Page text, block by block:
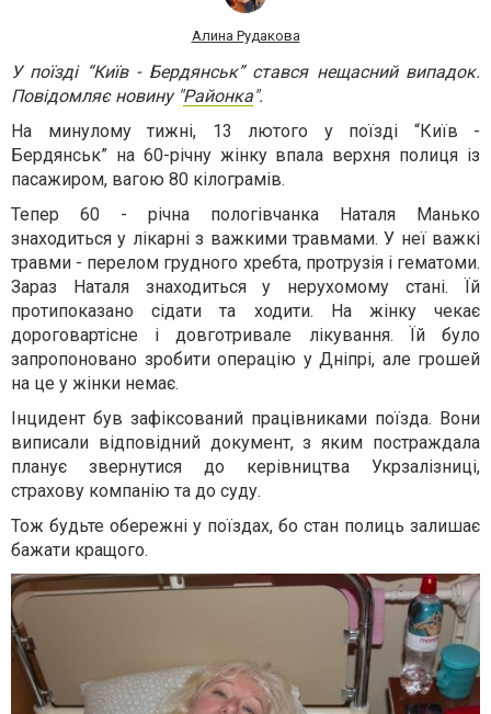
Алина Рудакова
У поїзді “Київ - Бердянськ” стався нещасний випадок.
Повідомляє новину "Районка".
На минулому тижні, 13 лютого у поїзді “Київ -
Бердянськ” на 60-річну жінку впала верхня полиця із
пасажиром, вагою 80 кілограмів.
Тепер 60 - річна пологівчанка Наталя Манько
знаходиться у лікарні з важкими травмами. У неї важкі
травми - перелом грудного хребта, протрузія і гематоми.
Зараз Наталя знаходиться у нерухомому стані. Їй
протипоказано сідати та ходити. На жінку чекає
дороговартісне і довготривале лікування. Їй було
запропоновано зробити операцію у Дніпрі, але грошей
на це у жінки немає.
Інцидент був зафіксований працівниками поїзда. Вони
виписали відповідний документ, з яким постраждала
планує звернутися до керівництва Укрзалізниці,
страхову компанію та до суду.
Тож будьте обережні у поїздах, бо стан полиць залишає
бажати кращого.